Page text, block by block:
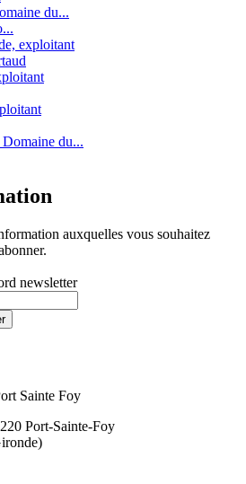
du...
exploitant
du...
auxquelles vous souhaitez
newsletter
Sainte Foy
Port-Sainte-Foy